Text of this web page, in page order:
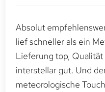
Absolut
lief schneller als ein
Lieferung top,
interstellar gut. Und
meteorologische